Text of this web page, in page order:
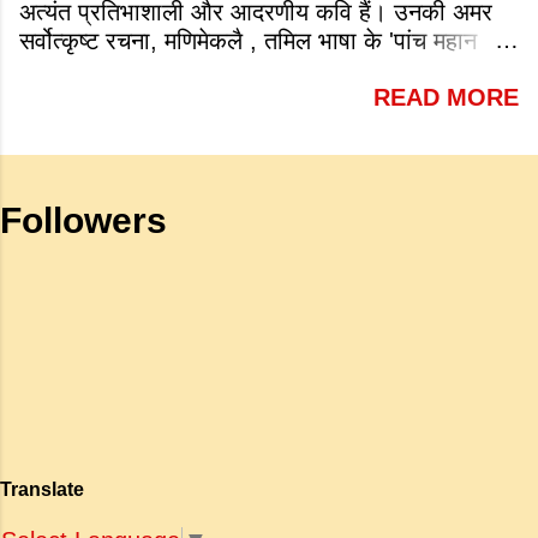
the following is a very famous work
by Tagore? a. Sharadhanjali b.
Answer: b. Gitanjali (v) What is
the mind is without fear and head
self respecting b. To be proud of
अत्यंत प्रतिभाशाली और आदरणीय कवि हैं। उनकी अमर
सर्वोत्कृष्ट रचना, मणिमेकलै , तमिल भाषा के 'पांच महान
एक गौरवशाली स्तंभ है। यह कृति एक विशिष्ट स्थान रखती
सिलप्पातिकारम के वैचारिक और दार्शनिक 'सीक्वल' (अगले
महाकाव्य राजाओं के युद्धों, विजय अभियानों या शाही रोमांस
ऐतिहासिक प्रासंगिकता असाधारण है। यह मह...
READ MORE
Followers
Translate